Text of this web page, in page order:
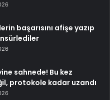
başarısını afişe yazıp
sahnede! Bu kez
protokole kadar uzandı